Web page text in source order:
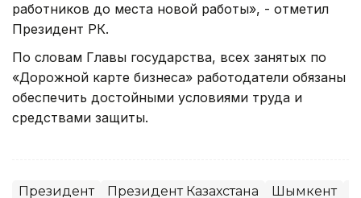
работников до места новой работы», - отметил
Президент РК.
По словам Главы государства, всех занятых по
«Дорожной карте бизнеса» работодатели обязаны
обеспечить достойными условиями труда и
средствами защиты.
Президент Президент Казахстана Шымкент